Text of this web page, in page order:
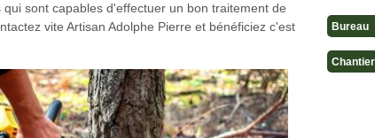
sont capables d'effectuer un bon traitement de
vite Artisan Adolphe Pierre et bénéficiez c'est
Bureau
Chantier